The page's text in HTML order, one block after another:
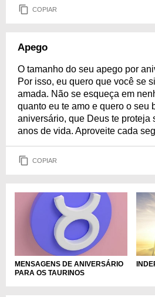
COPIAR
Apego
O tamanho do seu apego por
Por isso, eu quero que você se
amada. Não se esqueça em
quanto eu te amo e quero o seu
aniversário, que Deus te proteja
anos de vida. Aproveite cada
COPIAR
MENSAGENS DE ANIVERSÁRIO
PARA OS TAURINOS